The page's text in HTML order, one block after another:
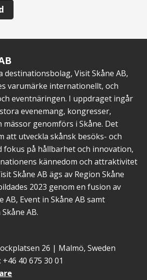
Skåne
logotyp
alla
versioner
destinationsbolag, Visit Skåne AB,
varumärke internationellt, och
eventnäringen. I uppdraget ingår
evenemang, kongresser,
genomförs i Skåne. Det
att utveckla skånsk besöks- och
fokus på hållbarhet och innovation,
kännedom och attraktivitet
Skåne AB ägs av Region Skåne
2023 genom en fusion av
AB, Event in Skåne AB samt
AB.
26 | Malmö, Sweden
40 675 30 01